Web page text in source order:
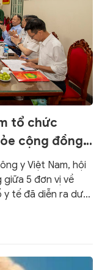
tổ chức
cộng đồng
y Việt Nam, hội
5 đơn vị về
y tế đã diễn ra dưới
Cảnh. Sự kiện kết